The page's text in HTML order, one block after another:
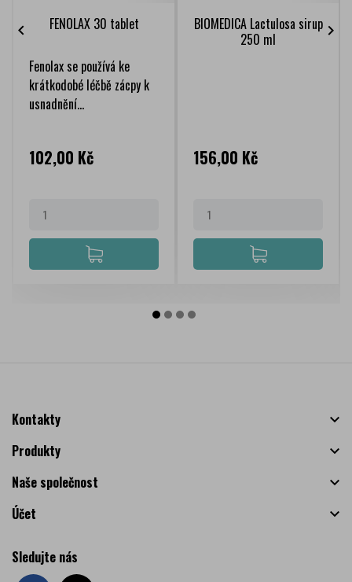
FENOLAX 30 tablet
Fenolax se používá ke
krátkodobé léčbě zácpy k
usnadnění...
Cena
102,00 Kč
BIOMEDICA Lactulosa sirup
250 ml
Cena
156,00 Kč
 
Kontakty

Produkty

Naše společnost

Účet

Sledujte nás